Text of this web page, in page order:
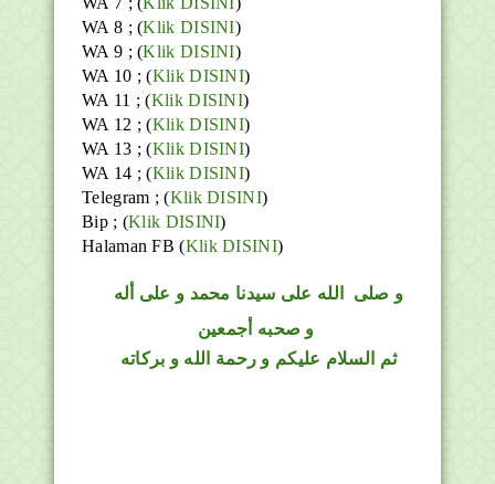
WA 8 ; (Klik DISINI)
WA 9 ; (Klik DISINI)
WA 10 ; (Klik DISINI)
WA 11 ; (Klik DISINI)
WA 12 ; (Klik DISINI)
WA 13 ; (Klik DISINI)
WA 14 ; (Klik DISINI)
Telegram ;(Klik DISINI)
Bip ; (Klik DISINI)
Halaman FB(Klik DISINI)
و صلى الله على سيدنا محمد و على أله
و صحبه أجمعين
ثم السلام عليكم و رحمة الله و بركاته